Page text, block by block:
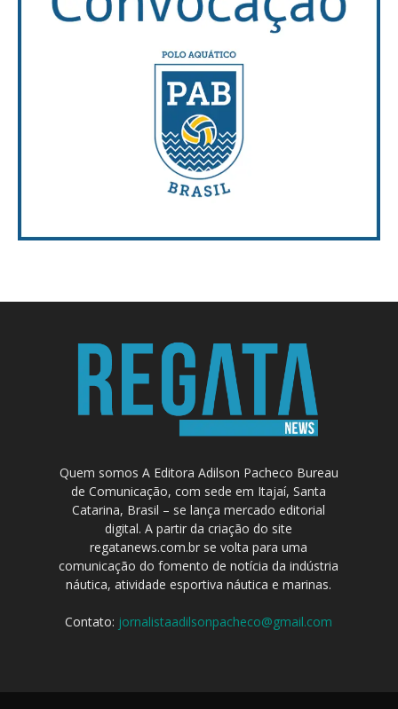
Quem somos A Editora Adilson Pacheco Bureau
de Comunicação, com sede em Itajaí, Santa
Catarina, Brasil – se lança mercado editorial
digital. A partir da criação do site
regatanews.com.br se volta para uma
comunicação do fomento de notícia da indústria
náutica, atividade esportiva náutica e marinas.
Contato: jornalistaadilsonpacheco@gmail.com